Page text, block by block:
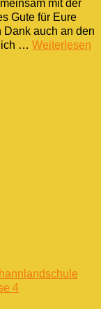
mit der
Gute für Eure
auch an den
… Weiterlesen
4